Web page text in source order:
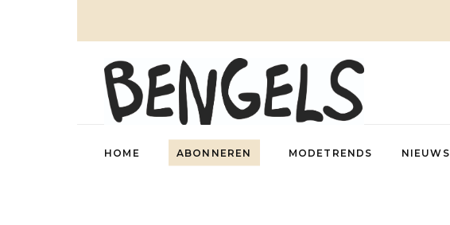
HOME ABONNEREN MODETRENDS NIEUWS